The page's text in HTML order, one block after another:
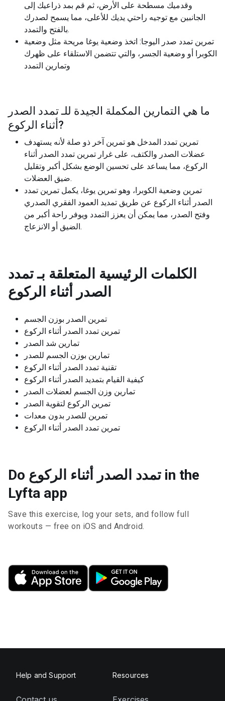
وقدميك مسطحة على الأرض، ثم قم بمد ذراعيك إلى
الجانبين مع توجيه راحتي يديك للأعلى، مما يسمح لصدرك
بالفتح والتمدد.
تمرين تمدد صدر اليوجا: اتخذ وضعية يوغا مريحة مثل وضعية
الكوبرا أو وضعية الجسر، والتي تتضمن الاستلقاء على ظهرك
وتمارين التمدد
ما هي التمارين المكملة الجيدة للـ تمدد الصدر
أثناء الركوع?
تمرين تمدد المدخل هو تمرين آخر ذو صلة لأنه يستهدف
عضلات الصدر والكتف، على غرار تمرين تمدد الصدر أثناء
الركوع، مما يساعد على تحسين الوضع بشكل أكبر وتقليل
ضيق العضلات.
تمرين وضعية الكوبرا، وهو تمرين يوغا، يكمل تمرين تمدد
الصدر أثناء الركوع عن طريق تمديد العمود الفقري الصدري
وفتح الصدر، مما يمكن أن يعزز التمدد ويوفر راحة أكبر من
الضيق أو الانزعاج.
الكلمات الرئيسية المتعلقة بـ تمدد
الصدر أثناء الركوع
تمرين الصدر بوزن الجسم
تمرين تمدد الصدر أثناء الركوع
تمارين شد الصدر
تمارين بوزن الجسم للصدر
تقنية تمدد الصدر أثناء الركوع
كيفية القيام بتمديد الصدر أثناء الركوع
تمارين وزن الجسم لعضلات الصدر
تمرين الركوع لتقوية الصدر
تمرين للصدر بدون معدات
تمرين تمدد الصدر أثناء الركوع
Do تمدد الصدر أثناء الركوع in the
Lyfta app
Save this exercise, log your sets, and follow full
workouts — free on iOS and Android.
Help and Support Resources